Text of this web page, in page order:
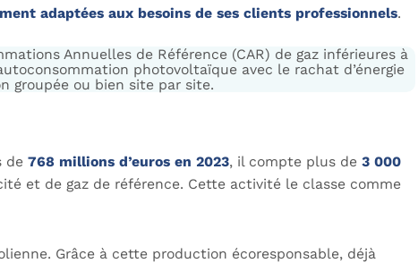
adaptées aux besoins de ses clients professionnels.
Annuelles de Référence (CAR) de gaz inférieures à
photovoltaïque avec le rachat d’énergie
groupée ou bien site par site.
de 768 millions d’euros en 2023, il compte plus de 3 000
et de gaz de référence. Cette activité le classe comme
Grâce à cette production écoresponsable, déjà